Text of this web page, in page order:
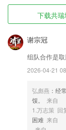
共瑞城会员登
1,【直播板块：互动
2,国家秘密是指关
内只限一定范围的人
3,自由行产品：涵
超值套餐、特惠机
4,【强大功能设置
5,直接在手机上设
6,【远程会诊】
下载共
谢宗冠
组队合作是
2026-04-21
弘彪燕 ：经
馁。
来自
1.万志策 回
困难 来自